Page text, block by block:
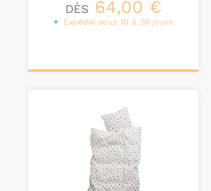
DÈS 64,00 €
Expédié sous 10 à 30 jours